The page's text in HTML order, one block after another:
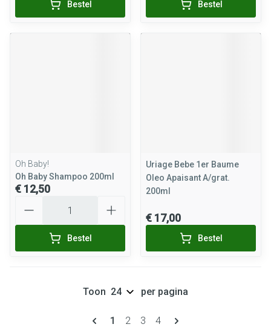
Bestel Bestel
Oh Baby!
Oh Baby Shampoo 200ml
€ 12,50
Bestel
Uriage Bebe 1er Baume
Oleo Apaisant A/grat.
200ml
€ 17,00
Bestel
Pagina's
U lees momenteel pagina
1 Pagina
2 Pagina
3 Pagina
4
Toon per pagina